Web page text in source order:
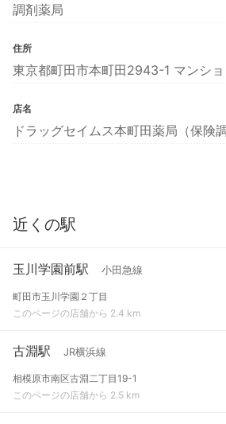
調剤薬局
住所
東京都町田市本町田2943-1 マンシ
店名
ドラッグセイムス本町田薬局（保険
近くの駅
玉川学園前駅 小田急線
町田市玉川学園２丁目
このページの店舗から 2.4 km
古淵駅 JR横浜線
相模原市南区古淵二丁目19-1
このページの店舗から 2.5 km